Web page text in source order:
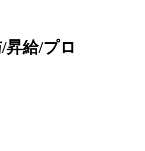
昇給/プロ